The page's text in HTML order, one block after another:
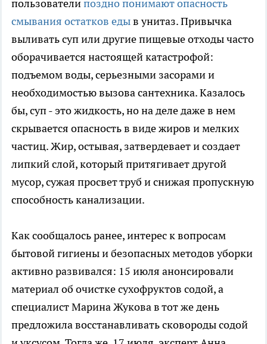
пользователипоздно понимают опасность
смывания остатков едыв унитаз. Привычка
выливать суп или другие пищевые отходы часто
оборачивается настоящей катастрофой:
подъемом воды, серьезными засорами и
необходимостью вызова сантехника. Казалось
бы, суп - это жидкость, но на деле даже в нем
скрывается опасность в виде жиров и мелких
частиц. Жир, остывая, затвердевает и создает
липкий слой, который притягивает другой
мусор, сужая просвет труб и снижая пропускную
способность канализации.
Как сообщалось ранее, интерес к вопросам
бытовой гигиены и безопасных методов уборки
активно развивался: 15 июля анонсировали
материал об очистке сухофруктов содой, а
специалист Марина Жукова в тот же день
предложила восстанавливать сковороды содой